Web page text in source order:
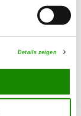
Details zeigen
Details
Details